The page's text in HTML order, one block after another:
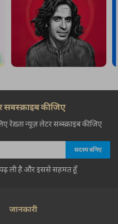
सबस्क्राइब कीजिए
रेख़्ता न्यूज़ लेटर सब्स्क्राइब कीजिए
ली है और इससे सहमत हूँ
जानकारी